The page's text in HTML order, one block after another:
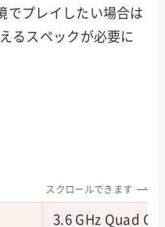
でプレイしたい場合は
るスペックが必要に
スクロールできます
3.6 GHz Quad